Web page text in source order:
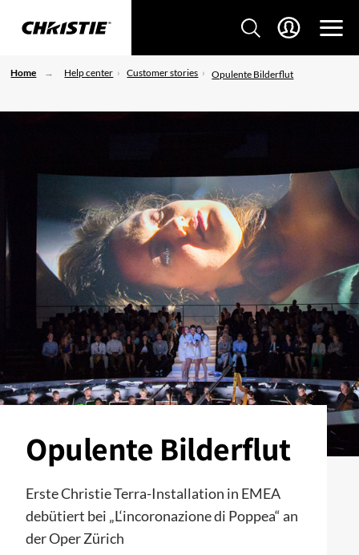
Home Help center Customer stories Opulente Bilderflut
Opulente Bilderflut
Erste Christie Terra-Installation in EMEA
debütiert bei „L‘incoronazione di Poppea“ an
der Oper Zürich